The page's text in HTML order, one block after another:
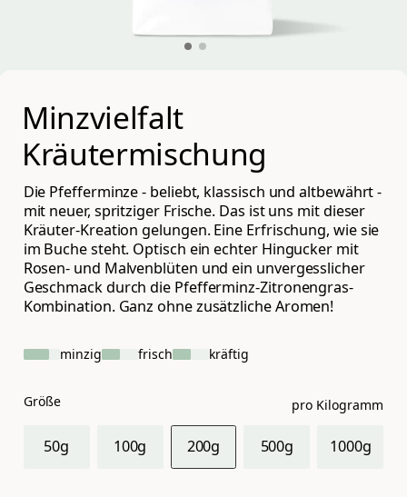
Minzvielfalt
Kräutermischung
Die Pfefferminze - beliebt, klassisch und altbewährt -
mit neuer, spritziger Frische. Das ist uns mit dieser
Kräuter-Kreation gelungen. Eine Erfrischung, wie sie
im Buche steht. Optisch ein echter Hingucker mit
Rosen- und Malvenblüten und ein unvergesslicher
Geschmack durch die Pfefferminz-Zitronengras-
Kombination. Ganz ohne zusätzliche Aromen!
minzig frisch kräftig
Größe pro Kilogramm
50g 100g 200g 500g 1000g